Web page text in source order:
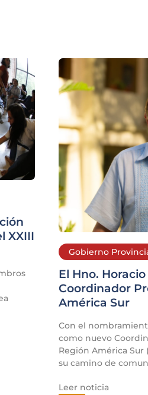
XXIII
Gobierno
El Hno.
Coordinador
América Sur
Con el
como nuevo
Región América Sur
su camino de
Leer noticia